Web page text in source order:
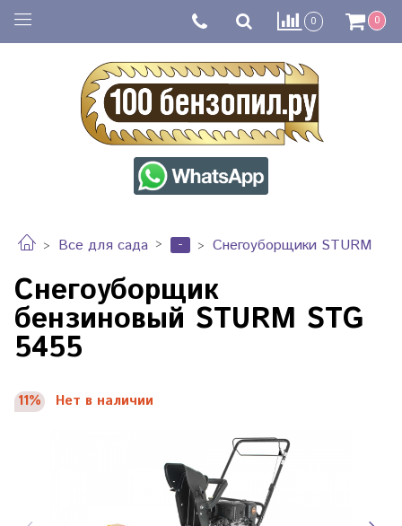
0 0
Все для сада - Снегоуборщики STURM
Снегоуборщик
бензиновый STURM STG
5455
11% Нет в наличии